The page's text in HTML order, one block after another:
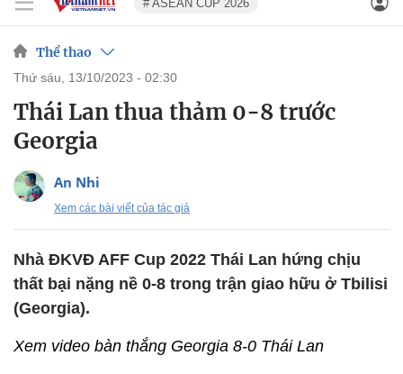
# ASEAN CUP 2026
Thể thao
thứ sáu, 13/10/2023 - 02:30
Thái Lan thua thảm 0-8 trước
Georgia
An Nhi
Xem các bài viết của tác giả
Nhà ĐKVĐ AFF Cup 2022 Thái Lan hứng chịu
thất bại nặng nề 0-8 trong trận giao hữu ở Tbilisi
(Georgia).
Xem video bàn thắng Georgia 8-0 Thái Lan